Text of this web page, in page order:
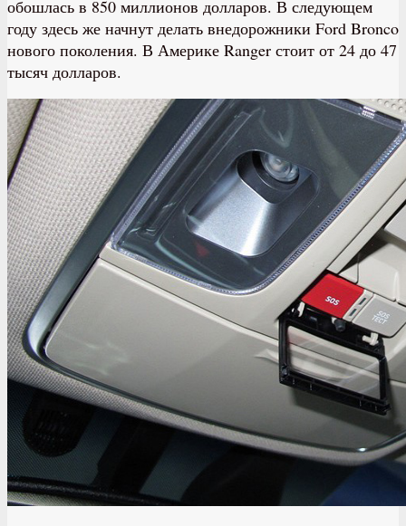
обошлась в 850 миллионов долларов. В следующем
году здесь же начнут делать внедорожники Ford Bronco
нового поколения. В Америке Ranger стоит от 24 до 47
тысяч долларов.